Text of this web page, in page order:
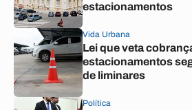
estacionamentos
Vida Urbana
Lei que veta
estacionamentos
de liminares
Política